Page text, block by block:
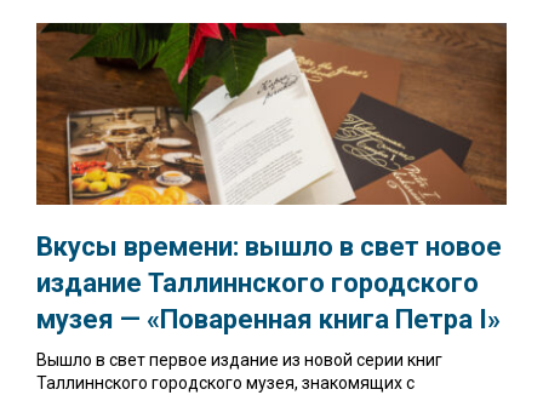
Вкусы времени: вышло в свет новое
издание Таллиннского городского
музея — «Поваренная книга Петра I»
Вышло в свет первое издание из новой серии книг
Таллиннского городского музея, знакомящих с